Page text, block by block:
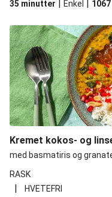
35 minutter | Enkel | 1067
Kremet kokos- og
med basmatiris og
RASK
| HVETEFRI